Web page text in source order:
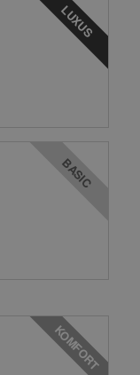
LUXUS
BASIC
KOMFORT